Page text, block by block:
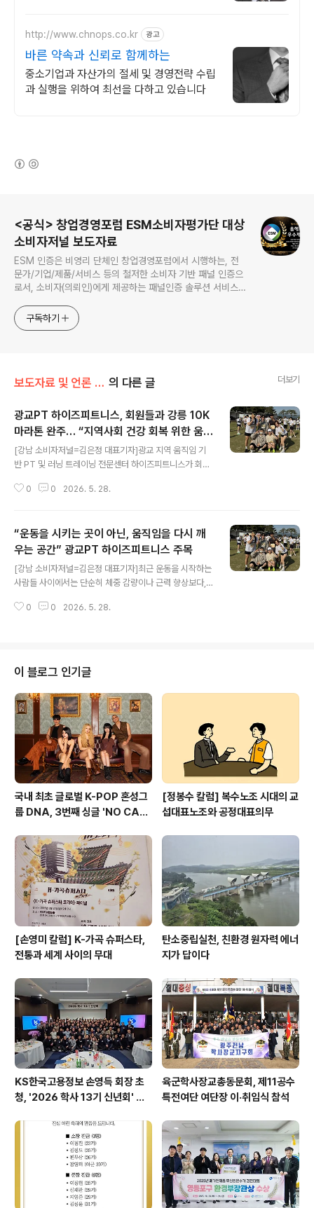
http://www.chnops.co.kr 광고
바른 약속과 신뢰로 함께하는
중소기업과 자산가의 절세 및 경영전략 수립
과 실행을 위하여 최선을 다하고 있습니다
<공식> 창업경영포럼 ESM소비자평가단 대상
소비자저널 보도자료
ESM 인증은 비영리 단체인 창업경영포럼에서 시행하는, 전
문가/기업/제품/서비스 등의 철저한 소비자 기반 패널 인증으
로서, 소비자(의뢰인)에게 제공하는 패널인증 솔루션 서비스를
구독하기
보도자료 및 언론 소비자평가 기본정보/강남 소비자저널 의 다른 글 더보기
광교PT 하이즈피트니스, 회원들과 강릉 10K
마라톤 완주… “지역사회 건강 회복 위한 움직
임 문화 확산”
[강남 소비자저널=김은정 대표기자]광교 지역 움직임 기
반 PT 및 러닝 트레이닝 전문센터 하이즈피트니스가 회원
강 증진과 지속 가능한 운동 문화 확산에 나서 주목받고 있
동의 일환으로 진행됐다. 특히 운동에 대한 심리적 장벽이
높았던 일반인들이 단계적 프로그램을 통해 스스로 움직임
을 회복하고 마라톤 완주에 도전했다는 점에서 의미를 더
하고 있다.실제로 참가 회원들 중에는 과거 체력 저하, 무릎
및 발목 불편감, 운동에 대한 자신감 부족 등으로 인해 1k
m 이상 달리는 것조차 어려워했던 사례들도 포함되어 있
0 0 2026. 5. 28.
“운동을 시키는 곳이 아닌, 움직임을 다시 깨
우는 공간” 광교PT 하이즈피트니스 주목
[강남 소비자저널=김은정 대표기자]최근 운동을 시작하는
사람들 사이에서는 단순히 체중 감량이나 근력 향상보다,
대한 관심이 높아지고 있다. 특히 운동을 해도 반복적으로
스가 움직임 기반의 프리미엄 PT 시스템으로 주목받고 있
다. 하이즈피트니스는 단순히 운동 루틴을 제공하는 일반
적인 PT 방식에서 벗어나, 회원 개개인의 움직임 패턴과
몸 사용 습관을 세밀하게 분석하는 데 집중한다. 운동 전 움
직임 평가와 밸런스 체크, 호흡 패턴 확인 등을 통해 현재
몸 상태를 파악하고, 이를 기반으..
0 0 2026. 5. 28.
이 블로그 인기글
국내 최초 글로벌 K-POP 혼성그
룹 DNA, 3번째 싱글 'NO CA
[정봉수 칼럼] 복수노조 시대의 교
섭대표노조와 공정대표의무
[손영미 칼럼] K-가곡 슈퍼스타,
전통과 세계 사이의 무대
탄소중립실천, 친환경 원자력 에너
지가 답이다
KS한국고용정보 손영득 회장 초
청, '2026 학사 13기 신년회' 성
육군학사장교총동문회, 제11공수
특전여단 여단장 이·취임식 참석